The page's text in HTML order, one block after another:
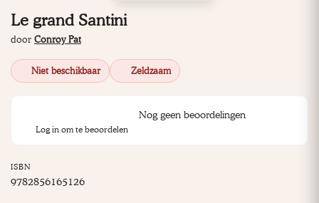
Le grand Santini
door Conroy Pat
Niet beschikbaar Zeldzaam
Nog geen beoordelingen
Log in om te beoordelen
ISBN
9782856165126